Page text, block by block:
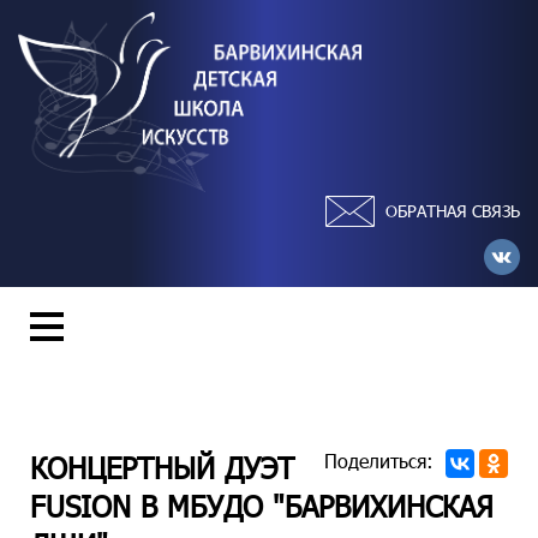
ОБРАТНАЯ СВЯЗЬ
Поделиться:
КОНЦЕРТНЫЙ ДУЭТ
FUSION В МБУДО "БАРВИХИНСКАЯ